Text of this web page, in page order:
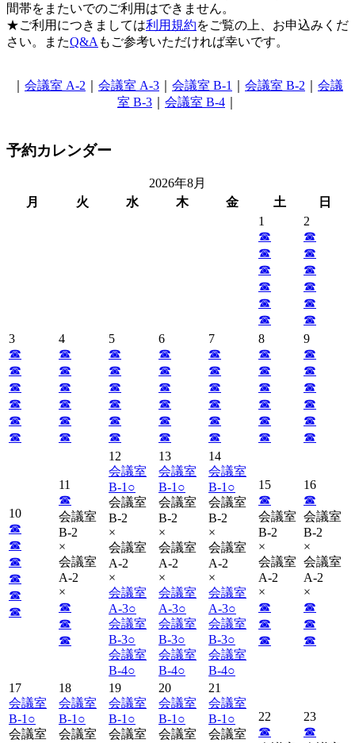
間帯をまたいでのご利用はできません。
★ご利用につきましては利用規約をご覧の上、お申込みくだ
さい。またQ&A もご参考いただければ幸いです。
会議室 A-2 会議室 A-3 会議室 B-1 会議室 B-2
会議
室 B-3
会議室 B-4
予約カレンダー
2026年8月
月
火 水 木 金 土
日
1
☎︎
☎︎
☎︎
☎︎
☎︎
☎︎
2
☎︎
☎︎
☎︎
☎︎
☎︎
☎︎
3
☎︎
☎︎
☎︎
☎︎
☎︎
☎︎
4
☎︎
☎︎
☎︎
☎︎
☎︎
☎︎
5
☎︎
☎︎
☎︎
☎︎
☎︎
☎︎
6
☎︎
☎︎
☎︎
☎︎
☎︎
☎︎
7
☎︎
☎︎
☎︎
☎︎
☎︎
☎︎
8
☎︎
☎︎
☎︎
☎︎
☎︎
☎︎
9
☎︎
☎︎
☎︎
☎︎
☎︎
☎︎
10
☎︎
☎︎
☎︎
☎︎
☎︎
☎︎
11
☎︎
会議室
B-2
×
会議室
A-2
×
☎︎
☎︎
☎︎
12
会議室
B-1○
会議室
B-2
×
会議室
A-2
×
会議室
A-3○
会議室
B-3○
会議室
B-4○
13
会議室
B-1○
会議室
B-2
×
会議室
A-2
×
会議室
A-3○
会議室
B-3○
会議室
B-4○
14
会議室
B-1○
会議室
B-2
×
会議室
A-2
×
会議室
A-3○
会議室
B-3○
会議室
B-4○
15
☎︎
会議室
B-2
×
会議室
A-2
×
☎︎
☎︎
☎︎
16
☎︎
会議室
B-2
×
会議室
A-2
×
☎︎
☎︎
☎︎
17
会議室
B-1○
会議室
18
会議室
B-1○
会議室
19
会議室
B-1○
会議室
20
会議室
B-1○
会議室
21
会議室
B-1○
会議室
22
☎︎
23
☎︎